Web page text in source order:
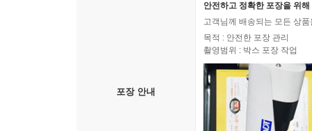
저자 강세정은 홍낙안·이기경과 함께 공서파 3
서학 집단의 신앙 활동을 꼼꼼하게 기록했다.
가문의 희망이었던 아들 강준흠의 공서가 홍낙
세상을 뜬 뒤 노론 벽파가 몰락하고 시파의 김조
반채제공의 오명을 쓰고 집중 공격의 대상이 되
정치적 입장을 변호하고 가문을 보전하고자 했다.
포장 안내
안전하고 정확한 포장을 위
고객님께 배송되는 모든 상
목적 : 안전한 포장 관리
촬영범위 : 박스 포장 작업